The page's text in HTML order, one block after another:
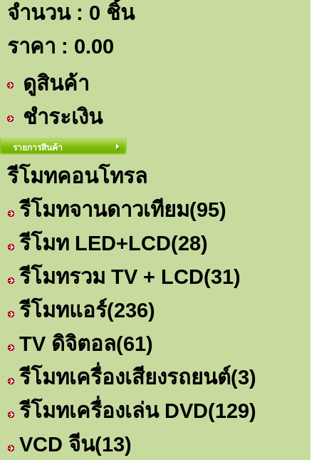
จำนวน : 0 ชิ้น
ราคา : 0.00
ดูสินค้า
ชำระเงิน
รายการสินค้า
รีโมทคอนโทรล
รีโมทจานดาวเทียม(95)
รีโมท LED+LCD(28)
รีโมทรวม TV + LCD(31)
รีโมทแอร์(236)
TV ดิจิตอล(61)
รีโมทเครื่องเสียงรถยนต์(3)
รีโมทเครื่องเล่น DVD(129)
VCD จีน(13)